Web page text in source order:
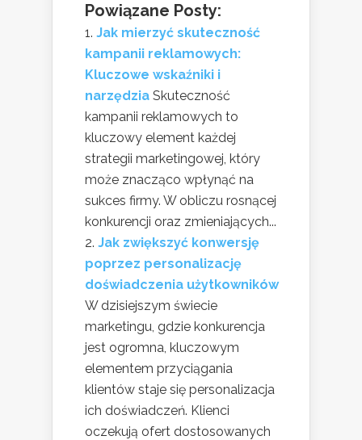
Powiązane Posty:
Jak mierzyć skuteczność
kampanii reklamowych:
Kluczowe wskaźniki i
narzędzia Skuteczność
kampanii reklamowych to
kluczowy element każdej
strategii marketingowej, który
może znacząco wpłynąć na
sukces firmy. W obliczu rosnącej
konkurencji oraz zmieniających...
Jak zwiększyć konwersję
poprzez personalizację
doświadczenia użytkowników
W dzisiejszym świecie
marketingu, gdzie konkurencja
jest ogromna, kluczowym
elementem przyciągania
klientów staje się personalizacja
ich doświadczeń. Klienci
oczekują ofert dostosowanych